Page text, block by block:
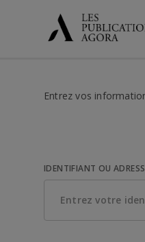
Entrez vos
IDENTIFIANT OU